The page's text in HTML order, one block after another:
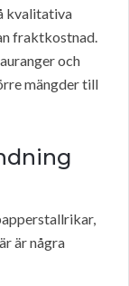
kvalitativa
fraktkostnad.
och
mängder till
är några